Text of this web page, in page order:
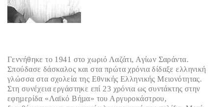
Γεννήθηκε το 1941 στο χωριό Λαζάτι, Αγίων Σαράντα.
Σπούδασε δάσκαλος και στα πρώτα χρόνια δίδαξε ελληνική
γλώσσα στα σχολεία της Εθνικής Ελληνικής Μειονότητας.
Στη συνέχεια εργάστηκε επί 23 χρόνια ως συντάκτης στην
εφηµερίδα «Λαϊκό Βήµα» του Αργυροκάστρου,